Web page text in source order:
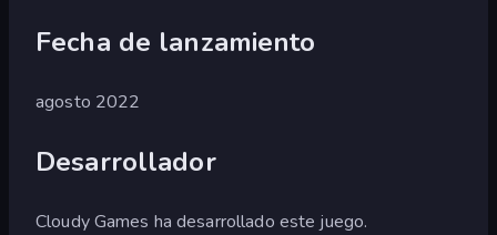
Fecha de lanzamiento
agosto 2022
Desarrollador
Cloudy Games ha desarrollado este juego.